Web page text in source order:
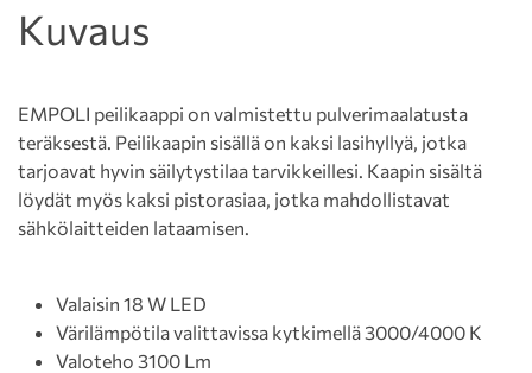
Kuvaus
EMPOLI peilikaappi on valmistettu pulverimaalatusta
teräksestä. Peilikaapin sisällä on kaksi lasihyllyä, jotka
tarjoavat hyvin säilytystilaa tarvikkeillesi. Kaapin sisältä
löydät myös kaksi pistorasiaa, jotka mahdollistavat
sähkölaitteiden lataamisen.
Valaisin 18 W LED
Värilämpötila valittavissa kytkimellä 3000/4000 K
Valoteho 3100 Lm